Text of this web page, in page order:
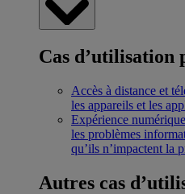
Cas d’utilisation
Accès à distance et
les appareils et les
Expérience
les problèmes
qu’ils n’impactent la
Autres cas